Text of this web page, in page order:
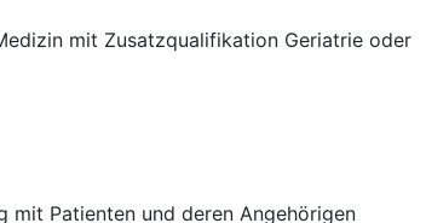
mit Zusatzqualifikation Geriatrie oder
mit Patienten und deren Angehörigen